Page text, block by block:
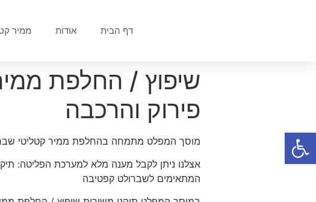
דף הבית אודות ממיר
שיפוץ / החלפת
פירוק והרכבה
מוסך המפלט מתמחה בהחלפת ממיר קטליטי
אצלנו ניתן לקבל מענה מלא למערכת הפליטה:
המתאימים לשברולט קפטיבה
פתח סרגל נגישות